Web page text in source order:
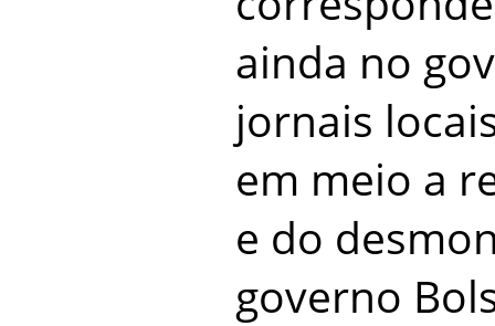
ainda no
jornais
em meio a
e do
governo